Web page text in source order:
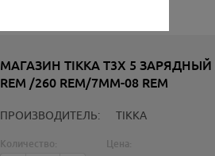
МАГАЗИН TIKKA T3X 5 ЗАРЯДНЫЙ
REM /260 REM/7MM-08 REM
ПРОИЗВОДИТЕЛЬ: TIKKA
Количество: Цена: